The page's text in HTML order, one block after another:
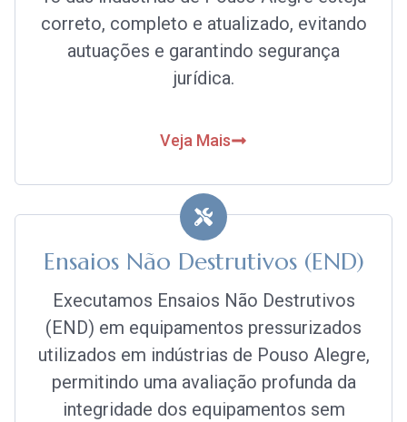
correto, completo e atualizado, evitando
autuações e garantindo segurança
jurídica.
Veja Mais
Ensaios Não Destrutivos (END)
Executamos Ensaios Não Destrutivos
(END) em equipamentos pressurizados
utilizados em indústrias de Pouso Alegre,
permitindo uma avaliação profunda da
integridade dos equipamentos sem